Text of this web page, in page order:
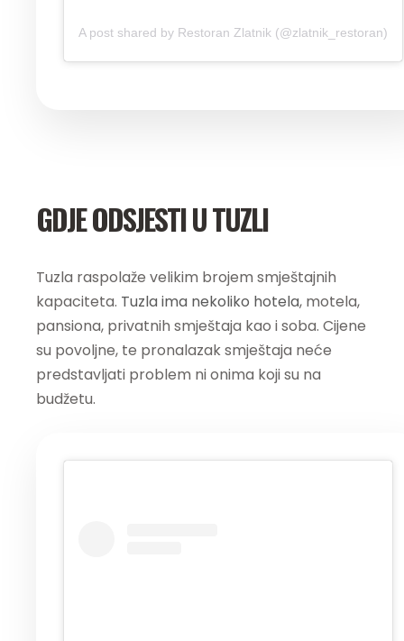
A post shared by Restoran Zlatnik (@zlatnik_restoran)
GDJE ODSJESTI U TUZLI
Tuzla raspolaže velikim brojem smještajnih
kapaciteta. Tuzla ima nekoliko hotela, motela,
pansiona, privatnih smještaja kao i soba. Cijene
su povoljne, te pronalazak smještaja neće
predstavljati problem ni onima koji su na
budžetu.